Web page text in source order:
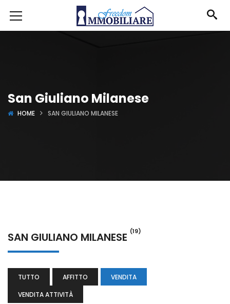
San Giuliano Milanese
HOME SAN GIULIANO MILANESE
SAN GIULIANO MILANESE (19)
TUTTO AFFITTO
VENDITA
VENDITA ATTIVITÀ